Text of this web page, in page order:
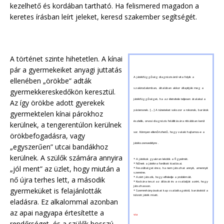
kezelhető és kordában tartható. Ha felismered magadon a
keretes írásban leírt jeleket, keresd szakember segítségét.
A játékfüggőség diagnózisáról vita folyik a
szakirodalomban, általában akkor állapítják meg a
játékfüggőséget, ha az életvitele teljesen átalakul a
páciensnek. […] A tüneteket sokszor a rokonok, barátok
észlelik, orvosi diagnózis felállítására ritkábban kerül
sor. Könnyen ellenőrizhető, hogy valaki hajlamos-e a
játékszenvedélyre .
* A játékok gyakran lekötik a figyelmét.
* Nőnek a játékra fordított kiadásai.
* Feszültséget érez, ha nem játszhat annyit, amennyit
szeretne.
* Azért játszik, hogy elfeledje a problémáit.
* Kockára teszi az állását és a családját azért, hogy
játszhasson.
* Szemrehányásokat kap családtagoktól, barátoktól a
túlzott játék miatt.
via
A történet szinte hihetetlen. A kínai
pár a gyermekeiket anyagi juttatás
ellenében „örökbe” adták
gyermekkereskedőkön keresztül.
Az így örökbe adott gyerekek
gyermektelen kínai párokhoz
kerülnek, a tengerentúlon kerülnek
örökbefogadásra, vagy
„egyszerűen” utcai bandákhoz
kerülnek. A szülők számára annyira
„jól ment” az üzlet, hogy miután a
nő újra terhes lett, a második
gyermeküket is felajánlották
eladásra. Ez alkalommal azonban
az apai nagyapa értesítette a